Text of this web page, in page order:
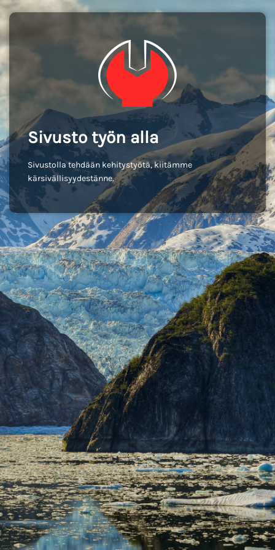
Sivusto työn alla
Sivustolla tehdään kehitystyötä, kiitämme
kärsivällisyydestänne.